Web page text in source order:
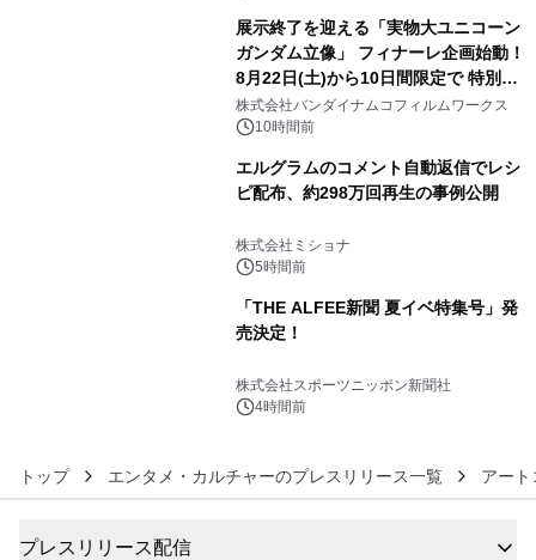
展示終了を迎える「実物大ユニコーン
ガンダム立像」 フィナーレ企画始動！
8月22日(土)から10日間限定で 特別映
像『UNICORN GUNDAM Statue ―
BEYOND POSSIBILITY ―』を上映！
株式会社バンダイナムコフィルムワークス
10時間前
エルグラムのコメント自動返信でレシ
ピ配布、約298万回再生の事例公開
株式会社ミショナ
5時間前
「THE ALFEE新聞 夏イベ特集号」発
売決定！
株式会社スポーツニッポン新聞社
4時間前
トップ エンタメ・カルチャーのプレスリリース一覧 アー
プレスリリース配信